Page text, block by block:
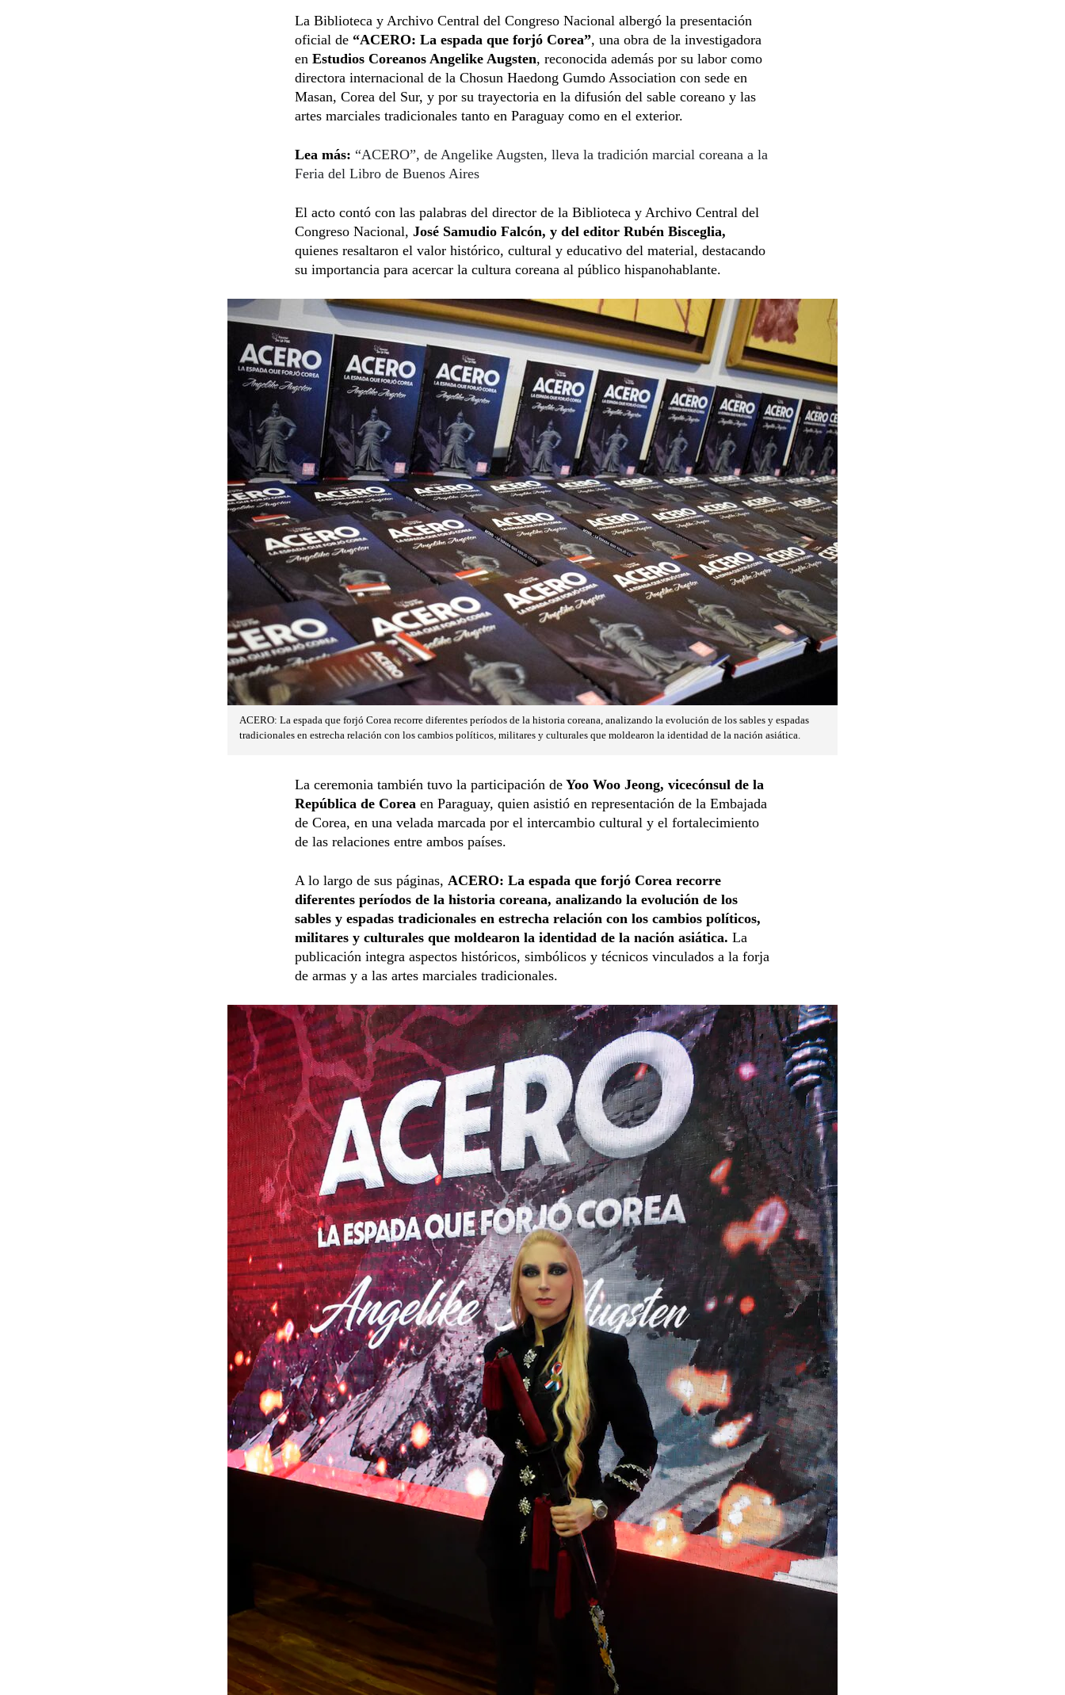
La Biblioteca y Archivo Central del Congreso Nacional albergó la presentación
oficial de “ACERO: La espada que forjó Corea”, una obra de la investigadora
en Estudios Coreanos Angelike Augsten, reconocida además por su labor como
directora internacional de la Chosun Haedong Gumdo Association con sede en
Masan, Corea del Sur, y por su trayectoria en la difusión del sable coreano y las
artes marciales tradicionales tanto en Paraguay como en el exterior.
Lea más: “ACERO”, de Angelike Augsten, lleva la tradición marcial coreana a la
Feria del Libro de Buenos Aires
El acto contó con las palabras del director de la Biblioteca y Archivo Central del
Congreso Nacional, José Samudio Falcón, y del editor Rubén Bisceglia,
quienes resaltaron el valor histórico, cultural y educativo del material, destacando
su importancia para acercar la cultura coreana al público hispanohablante.
ACERO: La espada que forjó Corea recorre diferentes períodos de la historia coreana, analizando la evolución de los sables y espadas
tradicionales en estrecha relación con los cambios políticos, militares y culturales que moldearon la identidad de la nación asiática.
La ceremonia también tuvo la participación de Yoo Woo Jeong, vicecónsul de la
República de Corea en Paraguay, quien asistió en representación de la Embajada
de Corea, en una velada marcada por el intercambio cultural y el fortalecimiento
de las relaciones entre ambos países.
A lo largo de sus páginas, ACERO: La espada que forjó Corea recorre
diferentes períodos de la historia coreana, analizando la evolución de los
sables y espadas tradicionales en estrecha relación con los cambios políticos,
militares y culturales que moldearon la identidad de la nación asiática. La
publicación integra aspectos históricos, simbólicos y técnicos vinculados a la forja
de armas y a las artes marciales tradicionales.